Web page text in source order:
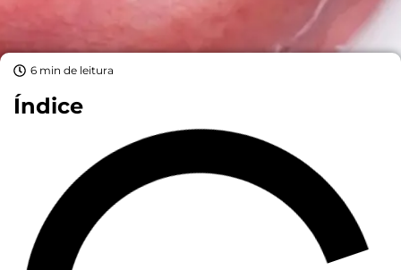
6 min de leitura
Índice